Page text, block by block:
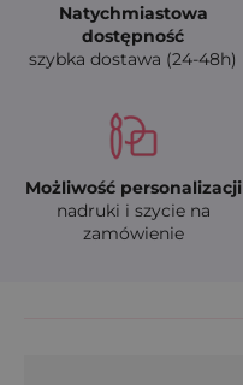
Natychmiastowa
dostępność
szybka dostawa (24-48h)
Możliwość personalizacji
nadruki i szycie na
zamówienie